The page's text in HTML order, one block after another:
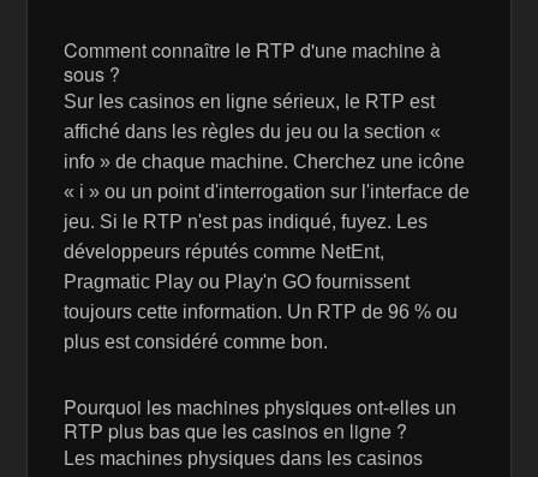
Comment connaître le RTP d'une machine à
sous ?
Sur les casinos en ligne sérieux, le RTP est
affiché dans les règles du jeu ou la section «
info » de chaque machine. Cherchez une icône
« i » ou un point d'interrogation sur l'interface de
jeu. Si le RTP n'est pas indiqué, fuyez. Les
développeurs réputés comme NetEnt,
Pragmatic Play ou Play'n GO fournissent
toujours cette information. Un RTP de 96 % ou
plus est considéré comme bon.
Pourquoi les machines physiques ont-elles un
RTP plus bas que les casinos en ligne ?
Les machines physiques dans les casinos